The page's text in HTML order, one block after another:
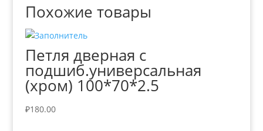
Похожие товары
Петля дверная с
подшиб.универсальная
(хром) 100*70*2.5
₽180.00